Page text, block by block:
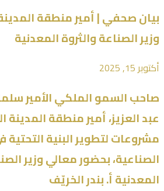
بيان صحفي | أمير منطقة
وزير الصناعة والثروة المعدنية
أكتوبر 15, 2025
صاحب السمو الملكي الأمير
عبد العزيز، أمير منطقة المدينة
مشروعات لتطوير البنية التحتية
الصناعية، بحضور معالي وزير
المعدنية أ. بندر الخريّف